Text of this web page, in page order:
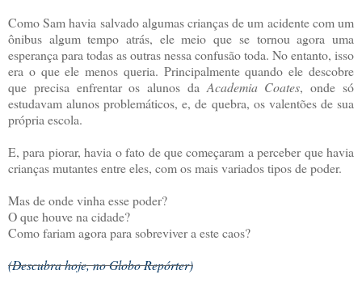
Como Sam havia salvado algumas crianças de um acidente com um
ônibus algum tempo atrás, ele meio que se tornou agora uma
esperança para todas as outras nessa confusão toda. No entanto, isso
era o que ele menos queria. Principalmente quando ele descobre
que precisa enfrentar os alunos da Academia Coates, onde só
estudavam alunos problemáticos, e, de quebra, os valentões de sua
própria escola.
E, para piorar, havia o fato de que começaram a perceber que havia
crianças mutantes entre eles, com os mais variados tipos de poder.
Mas de onde vinha esse poder?
O que houve na cidade?
Como fariam agora para sobreviver a este caos?
(Descubra hoje, no Globo Repórter)